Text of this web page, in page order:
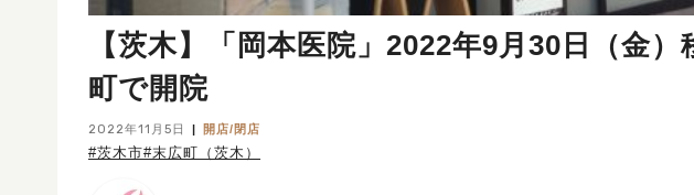
【茨木】「岡本医院」2022年9月30日（金
町で開院
2022年11月5日 開店/閉店
#茨木市#末広町（茨木）